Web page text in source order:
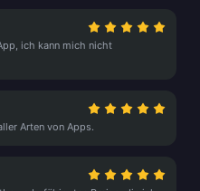
ich kann mich nicht
Arten von Apps.